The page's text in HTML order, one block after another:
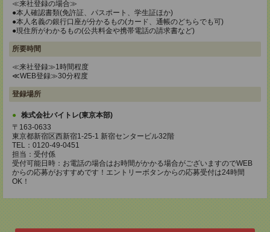
≪来社登録の場合≫
●本人確認書類(免許証、パスポート、学生証ほか)
●本人名義の銀行口座が分かるもの(カード、通帳のどちらでも可)
●現住所がわかるもの(公共料金や携帯電話の請求書など)
所要時間
≪来社登録≫1時間程度
≪WEB登録≫30分程度
登録場所
株式会社バイトレ(東京本部)
〒163-0633
東京都新宿区西新宿1-25-1 新宿センタービル32階
TEL：0120-49-0451
担当：受付係
受付可能日時：お電話の場合はお時間がかかる場合がございますのでWEB
からの応募がおすすめです！エントリーボタンからの応募受付は24時間
OK！